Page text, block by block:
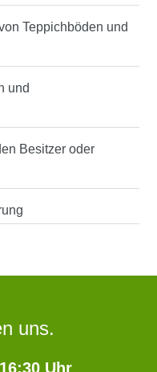
Teppichböden und
und
Besitzer oder
uns.
Uhr